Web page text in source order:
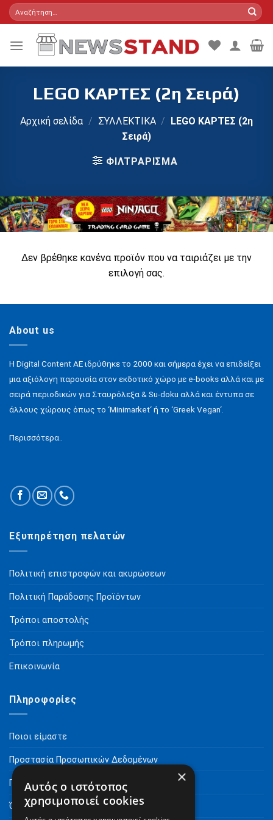
Skip
to
Αναζήτηση
για:
LEGO ΚΑΡΤΕΣ (2η Σειρά)
Αρχική σελίδα / ΣΥΛΛΕΚΤΙΚΑ / LEGO ΚΑΡΤΕΣ (2η
Σειρά)
ΦΙΛΤΡΆΡΙΣΜΑ
Δεν βρέθηκε κανένα προϊόν που να ταιριάζει με την
επιλογή σας.
About us
H Digital Content ΑΕ ιδρύθηκε το 2000 και σήμερα έχει να επιδείξει
μια αξιόλογη παρουσία στον εκδοτικό χώρο με e-books αλλά και με
σειρά περιοδικών για Σταυρόλεξα & Su-doku αλλά και έντυπα σε
άλλους χώρους όπως το ‘Minimarket‘ ή το ‘Greek Vegan‘.
Περισσότερα..
Εξυπηρέτηση πελατών
Πολιτική επιστροφών και ακυρώσεων
Πολιτική Παράδοσης Προϊόντων
Τρόποι αποστολής
Τρόποι πληρωμής
Επικοινωνία
Πληροφορίες
Ποιοι είμαστε
Προστασία Προσωπικών Δεδομένων
Πνευματικά Δικαιώματα
Όροι Χρήσης
×
Αυτός ο ιστότοπος
χρησιμοποιεί cookies